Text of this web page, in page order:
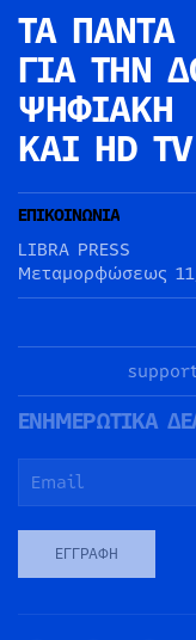
ΤΑ ΠΑΝΤΑ
ΓΙΑ ΤΗΝ
ΨΗΦΙΑΚΗ
ΚΑΙ HD TV
ΕΠΙΚΟΙΝΩΝΙΑ
LIBRA PRESS
Μεταμορφώσεως
ΕΝΗΜΕΡΩΤΙΚΑ
ΕΓΓΡΑΦΉ